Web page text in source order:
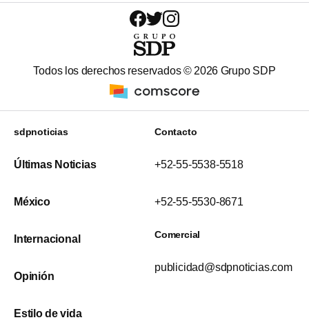
Todos los derechos reservados © 2026 Grupo SDP
sdpnoticias
Últimas Noticias
México
Internacional
Opinión
Estilo de vida
Contacto
+52-55-5538-5518
+52-55-5530-8671
Comercial
publicidad@sdpnoticias.com